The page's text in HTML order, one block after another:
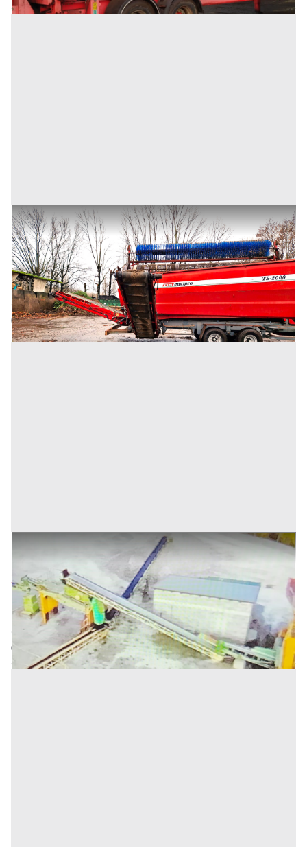
Vaglio TIM envipro TS-2000
Inserito il: 26/01/2023
Milano (Milano)
Annuncio scaduto
Prezzo
50.000 €
Codice annuncio:250465773
Frantoio a mascelle
Inserito il: 12/12/2022
Trieste (Trieste)
Annuncio scaduto
29.000 €
Codice annuncio:1977815615